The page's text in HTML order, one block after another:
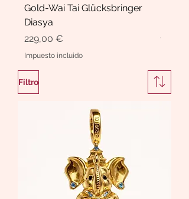
Gold-Wai Tai Glücksbringer
Diasya
Precio
229,00 €
Impuesto incluido
Precio
189,00
Filtro